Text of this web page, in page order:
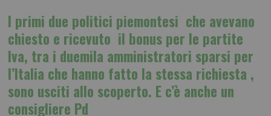
I primi due politici piemontesi che avevano
chiesto e ricevuto il bonus per le partite
Iva, tra i duemila amministratori sparsi per
l’Italia che hanno fatto la stessa richiesta ,
sono usciti allo scoperto. E c’è anche un
consigliere Pd